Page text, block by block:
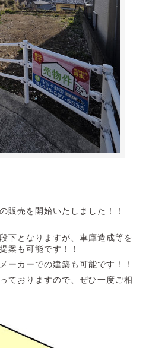
販売を開始いたしました！！
下となりますが、車庫造成等を
案も可能です！！
ーカーでの建築も可能です！！
ておりますので、ぜひ一度ご相